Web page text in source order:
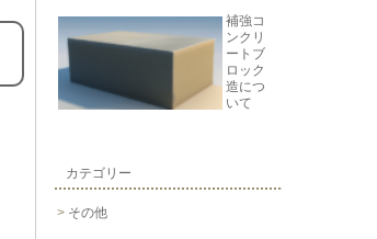
補強コ
ンクリ
ートブ
ロック
造につ
いて
カテゴリー
その他